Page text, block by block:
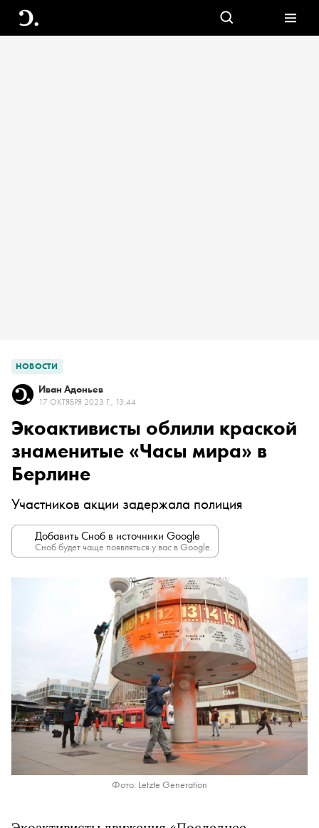
НОВОСТИ
Иван Адоньев
17 ОКТЯБРЯ 2023 Г., 13:44
Экоактивисты облили краской
знаменитые «Часы мира» в
Берлине
Участников акции задержала полиция
Добавить Сноб в источники Google
Сноб будет чаще появляться у вас в Google.
Фото: Letzte Generation